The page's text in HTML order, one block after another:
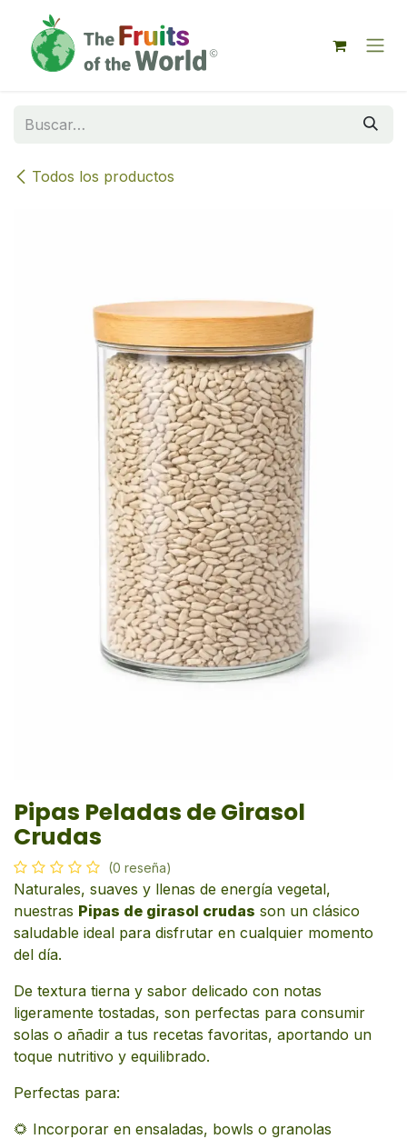
Todos los productos
Pipas Peladas de Girasol
Crudas
(0 reseña)
Naturales, suaves y llenas de energía vegetal,
nuestras Pipas de girasol crudas son un clásico
saludable ideal para disfrutar en cualquier momento
del día.
De textura tierna y sabor delicado con notas
ligeramente tostadas, son perfectas para consumir
solas o añadir a tus recetas favoritas, aportando un
toque nutritivo y equilibrado.
Perfectas para:
🌻 Incorporar en ensaladas, bowls o granolas